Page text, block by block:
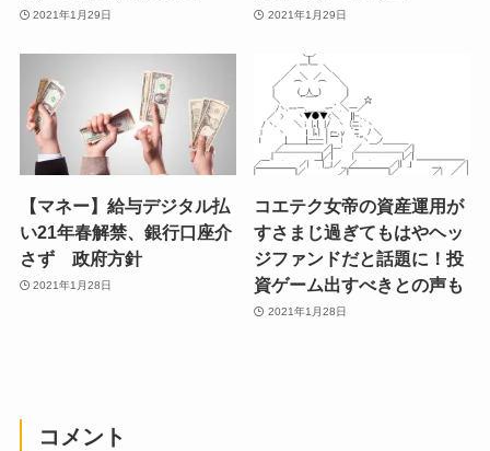
2021年1月29日 2021年1月29日
【マネー】給与デジタル払
い21年春解禁、銀行口座介
さず 政府方針
2021年1月28日
コエテク女帝の資産運用が
すさまじ過ぎてもはやヘッ
ジファンドだと話題に！投
資ゲーム出すべきとの声も
2021年1月28日
コメント